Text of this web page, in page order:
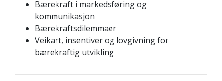
Bærekraft i markedsføring og
kommunikasjon
Bærekraftsdilemmaer
Veikart, insentiver og lovgivning for
bærekraftig utvikling